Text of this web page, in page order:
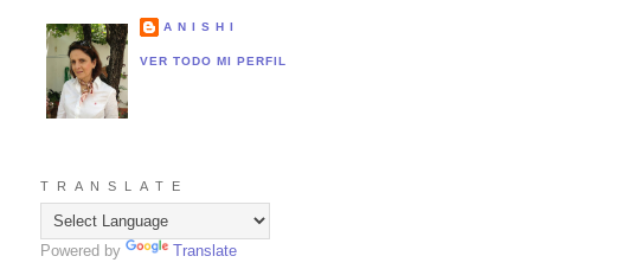
A N I S H I
VER TODO MI PERFIL
T R A N S L A T E
Powered by Translate